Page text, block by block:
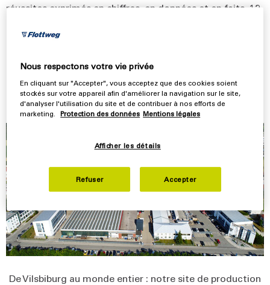
réussites exprimés en chiffres, en données et en faits. 12
prêt à vous assister. Nous nous efforçons non seulement
la conception de nos systèmes, mais nous sommes
également là pour vous après la mise en service - dans
plus de 100 pays à travers le monde.
De Vilsbiburg au monde entier : notre site de production
Nous respectons votre vie privée
En cliquant sur "Accepter", vous acceptez que des cookies soient
stockés sur votre appareil afin d'améliorer la navigation sur le site,
d'analyser l'utilisation du site et de contribuer à nos efforts de
marketing.
Protection des données Mentions légales
Afficher les détails
Refuser Accepter